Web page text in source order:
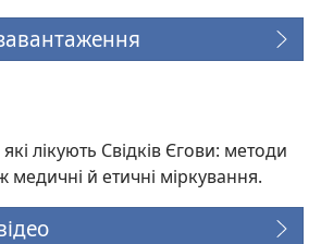
лікують Свідків Єгови: методи
медичні й етичні міркування.